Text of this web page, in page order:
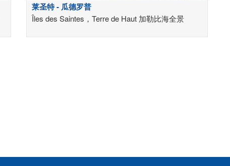
莱圣特 - 瓜德罗普
Îles des Saintes，Terre de Haut 加勒比海全景